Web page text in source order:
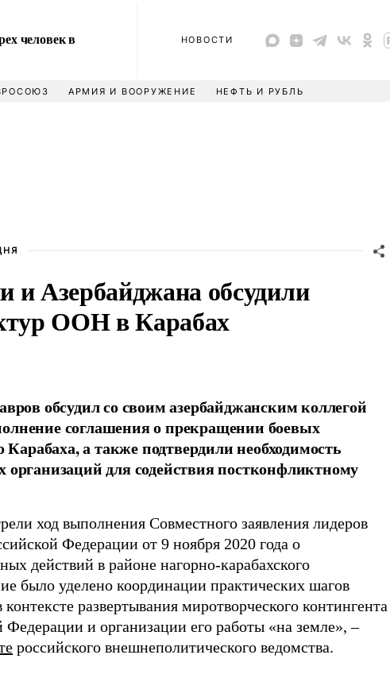
человек в
НОВОСТИ
АРМИЯ И ВООРУЖЕНИЕ НЕФТЬ И РУБЛЬ
Азербайджана обсудили
ООН в Карабах
обсудил со своим азербайджанским коллегой
соглашения о прекращении боевых
а также подтвердили необходимость
для содействия постконфликтному
ход выполнения Совместного заявления лидеров
Федерации от 9 ноября 2020 года о
действий в районе нагорно-карабахского
было уделено координации практических шагов
развертывания миротворческого контингента
и организации его работы «на земле», –
российского внешнеполитического ведомства.